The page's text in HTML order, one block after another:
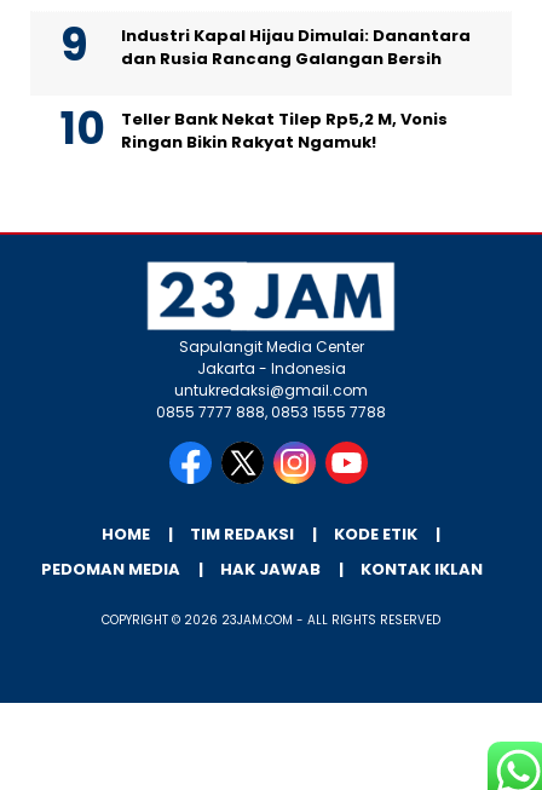
Industri Kapal Hijau Dimulai: Danantara
dan Rusia Rancang Galangan Bersih
Teller Bank Nekat Tilep Rp5,2 M, Vonis
Ringan Bikin Rakyat Ngamuk!
Sapulangit Media Center
Jakarta - Indonesia
untukredaksi@gmail.com
0855 7777 888, 0853 1555 7788
HOME TIM REDAKSI
KODE ETIK
PEDOMAN MEDIA
HAK JAWAB KONTAK IKLAN
COPYRIGHT © 2026 23JAM.COM - ALL RIGHTS RESERVED